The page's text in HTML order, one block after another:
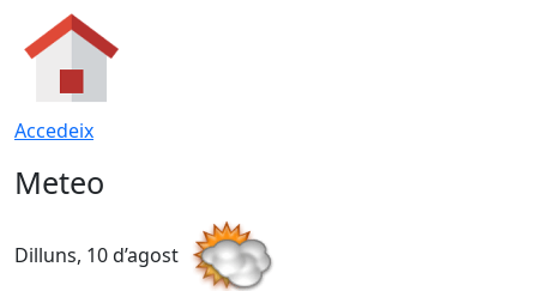
Accedeix
Meteo
Dilluns, 10 d’agost